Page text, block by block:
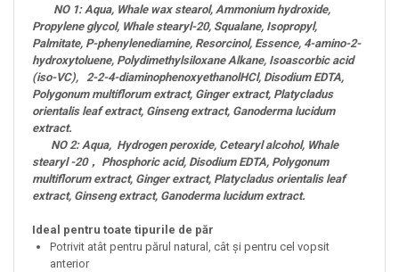
NO 1: Aqua, Whale wax stearol, Ammonium hydroxide,
Propylene glycol, Whale stearyl-20, Squalane, Isopropyl,
Palmitate, P-phenylenediamine, Resorcinol, Essence, 4-amino-2-
hydroxytoluene, Polydimethylsiloxane Alkane, Isoascorbic acid
(iso-VC), 2-2-4-diaminophenoxyethanolHCl, Disodium EDTA,
Polygonum multiflorum extract, Ginger extract, Platycladus
orientalis leaf extract, Ginseng extract, Ganoderma lucidum
extract.
NO 2: Aqua, Hydrogen peroxide, Cetearyl alcohol, Whale
stearyl -20， Phosphoric acid, Disodium EDTA, Polygonum
multiflorum extract, Ginger extract, Platycladus orientalis leaf
extract, Ginseng extract, Ganoderma lucidum extract.
Ideal pentru toate tipurile de păr
Potrivit atât pentru părul natural, cât și pentru cel vopsit
anterior